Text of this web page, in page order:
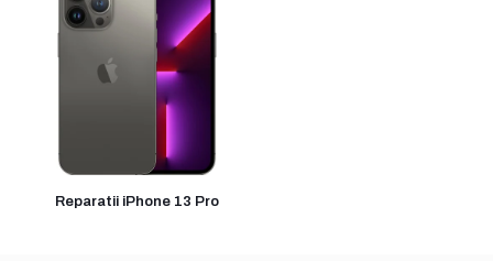
Reparatii iPhone 13 Pro